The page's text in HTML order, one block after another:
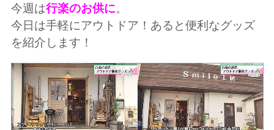
今週は行楽のお供に。
今日は手軽にアウトドア！あると便利なグッズ
を紹介します！